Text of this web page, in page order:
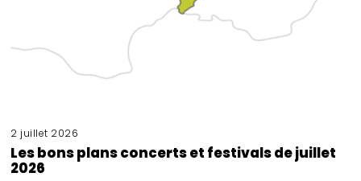
2 juillet 2026
Les bons plans concerts et festivals de juillet
2026